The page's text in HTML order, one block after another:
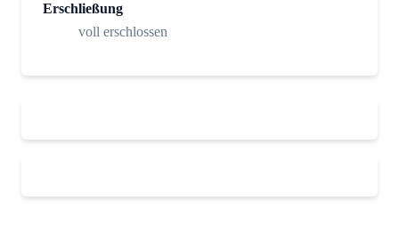
Erschließung
voll erschlossen